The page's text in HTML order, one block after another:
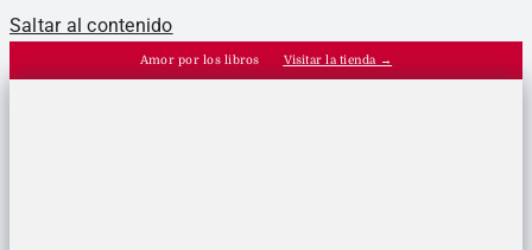
Saltar al contenido
Amor por los libros Visitar la tienda →